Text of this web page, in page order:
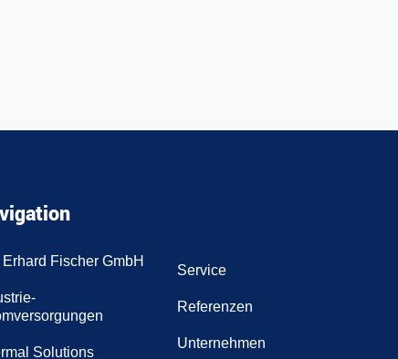
Erhard Fischer GmbH
Solutions
Service
Referenzen
Unternehmen